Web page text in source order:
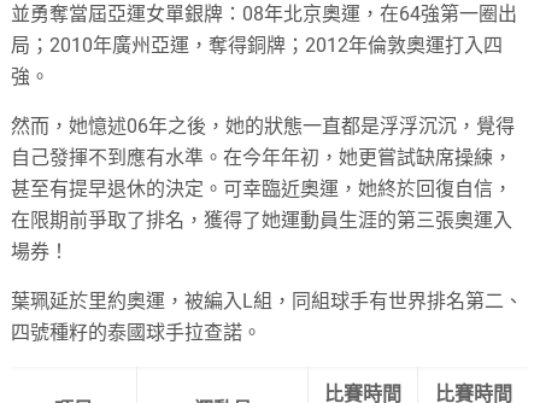
並勇奪當屆亞運女單銀牌：08年北京奧運，在64強第一圈出
局；2010年廣州亞運，奪得銅牌；2012年倫敦奧運打入四
強。
然而，她憶述06年之後，她的狀態一直都是浮浮沉沉，覺得
自己發揮不到應有水準。在今年年初，她更嘗試缺席操練，
甚至有提早退休的決定。可幸臨近奧運，她終於回復自信，
在限期前爭取了排名，獲得了她運動員生涯的第三張奧運入
場券！
葉珮延於里約奧運，被編入L組，同組球手有世界排名第二、
四號種籽的泰國球手拉查諾。
比賽時間 比賽時間